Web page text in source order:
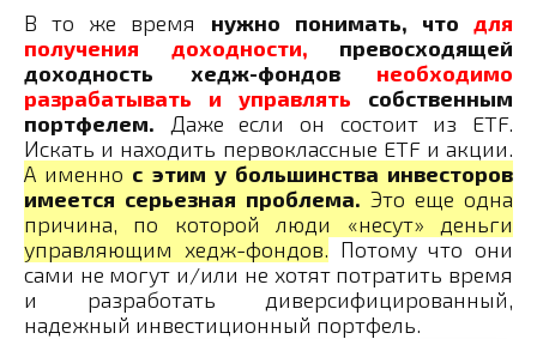
В то же время нужно понимать, чтодля
получения доходности, превосходящей
доходность хедж-фондов необходимо
разрабатывать и управлять собственным
портфелем. Даже если он состоит из ETF.
Искать и находить первоклассные ETF и акции.
А именно с этим у большинства инвесторов
имеется серьезная проблема. Это еще одна
причина, по которой люди «несут» деньги
управляющим хедж-фондов. Потому что они
сами не могут и/или не хотят потратить время
и разработать диверсифицированный,
надежный инвестиционный портфель.